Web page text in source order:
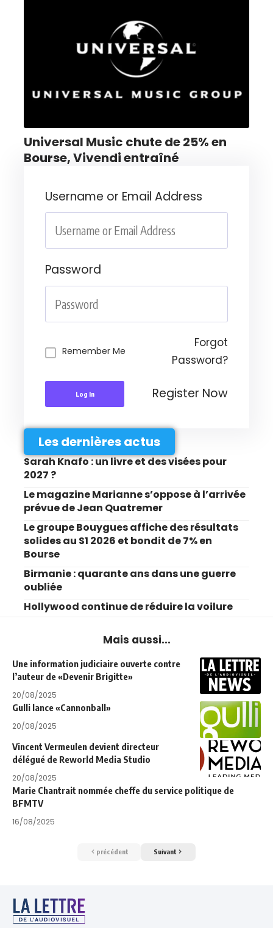
Universal Music chute de 25% en
Bourse, Vivendi entraîné
Username or Email Address
Password
Remember Me
Forgot
Password?
Log In Register Now
Les dernières actus
Sarah Knafo : un livre et des visées pour
2027 ?
Le magazine Marianne s’oppose à l’arrivée
prévue de Jean Quatremer
Le groupe Bouygues affiche des résultats
solides au S1 2026 et bondit de 7% en
Bourse
Birmanie : quarante ans dans une guerre
oubliée
Hollywood continue de réduire la voilure
Mais aussi...
Une information judiciaire ouverte contre
l’auteur de «Devenir Brigitte»
20/08/2025
Gulli lance «Cannonball»
20/08/2025
Vincent Vermeulen devient directeur
délégué de Reworld Media Studio
20/08/2025
Marie Chantrait nommée cheffe du service politique de
BFMTV
16/08/2025
précédent Suivant